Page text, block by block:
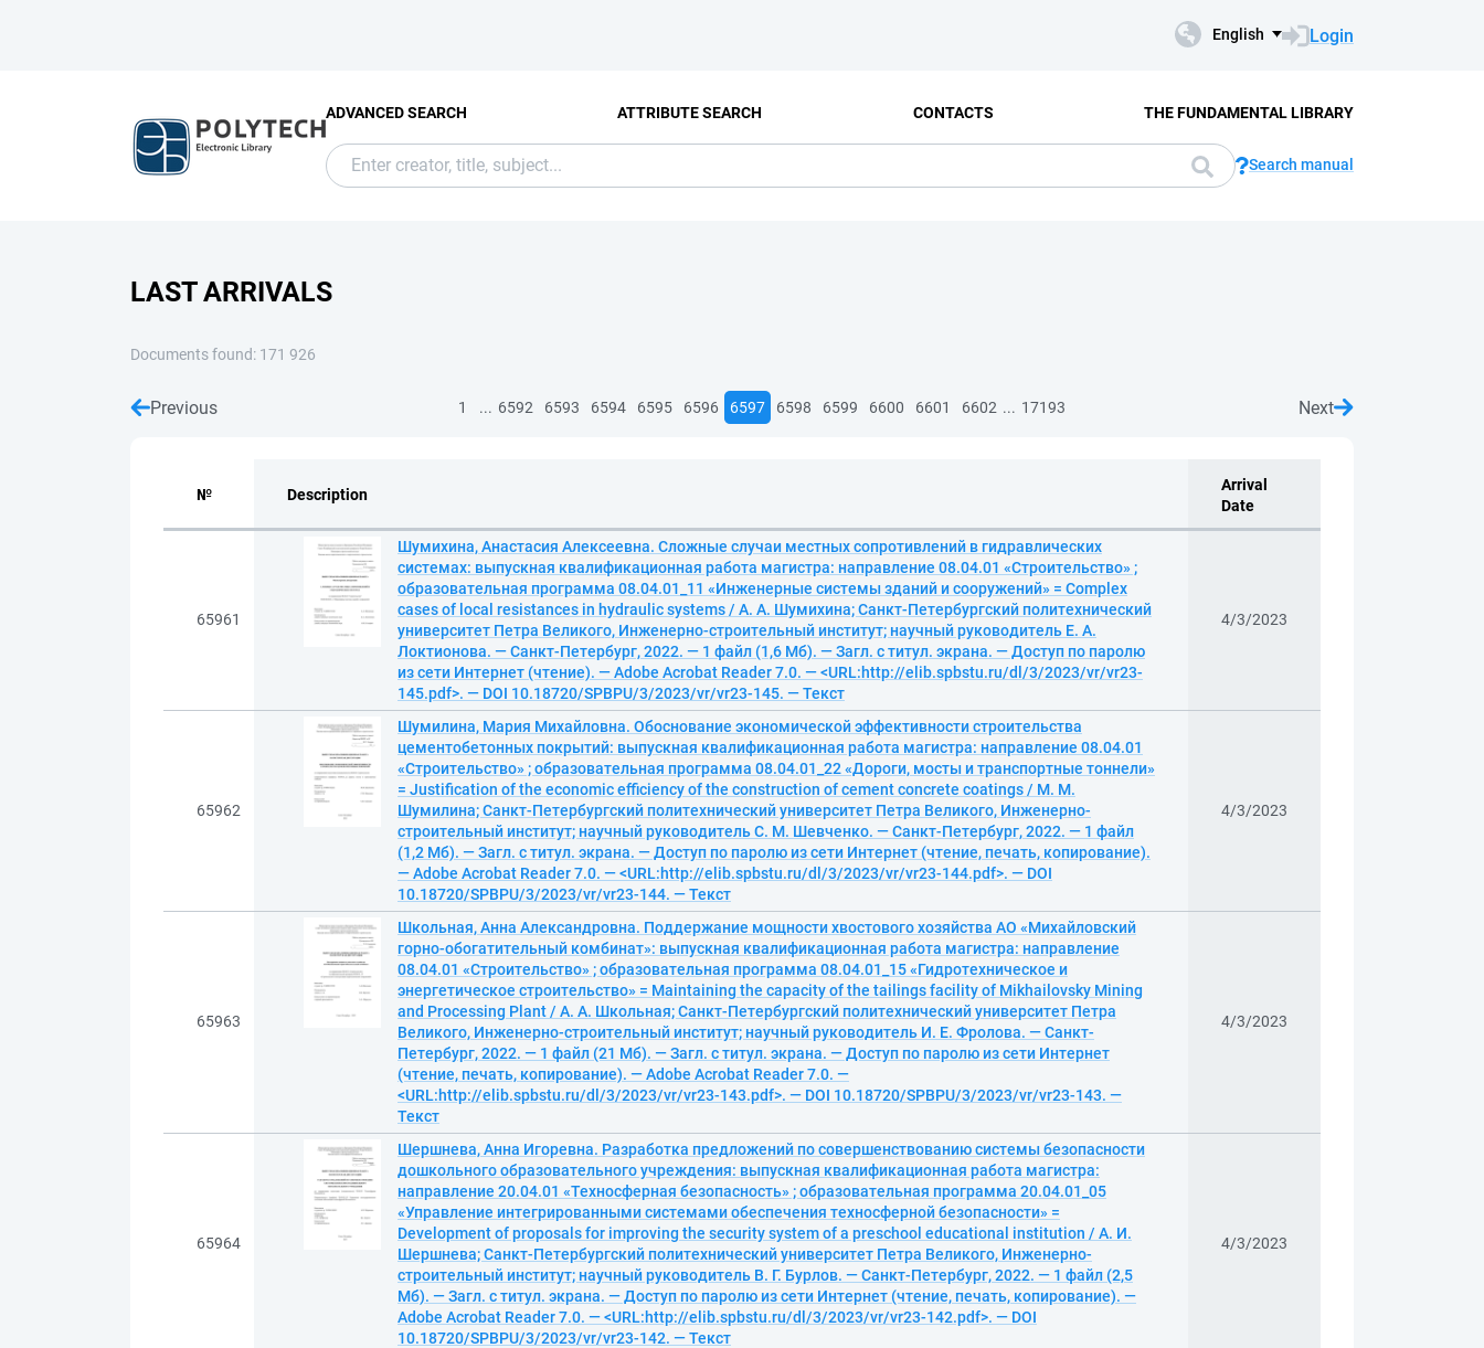
English Login
ADVANCED SEARCH ATTRIBUTE SEARCH CONTACTS THE FUNDAMENTAL LIBRARY
Search manual
LAST ARRIVALS
Documents found: 171 926
Previous 1 ... 6592 6593 6594 6595 6596 6597 6598 6599 6600 6601 6602 ... 17193 Next
№ Description
Arrival
Date
65961
Шумихина, Анастасия Алексеевна. Сложные случаи местных сопротивлений в гидравлических
системах: выпускная квалификационная работа магистра: направление 08.04.01 «Строительство» ;
образовательная программа 08.04.01_11 «Инженерные системы зданий и сооружений» = Complex
cases of local resistances in hydraulic systems / А. А. Шумихина; Санкт-Петербургский политехнический
университет Петра Великого, Инженерно-строительный институт; научный руководитель Е. А.
Локтионова. — Санкт-Петербург, 2022. — 1 файл (1,6 Мб). — Загл. с титул. экрана. — Доступ по паролю
из сети Интернет (чтение). — Adobe Acrobat Reader 7.0. — <URL:http://elib.spbstu.ru/dl/3/2023/vr/vr23-
145.pdf>. — DOI 10.18720/SPBPU/3/2023/vr/vr23-145. — Текст
4/3/2023
65962
Шумилина, Мария Михайловна. Обоснование экономической эффективности строительства
цементобетонных покрытий: выпускная квалификационная работа магистра: направление 08.04.01
«Строительство» ; образовательная программа 08.04.01_22 «Дороги, мосты и транспортные тоннели»
= Justification of the economic efficiency of the construction of cement concrete coatings / М. М.
Шумилина; Санкт-Петербургский политехнический университет Петра Великого, Инженерно-
строительный институт; научный руководитель С. М. Шевченко. — Санкт-Петербург, 2022. — 1 файл
(1,2 Мб). — Загл. с титул. экрана. — Доступ по паролю из сети Интернет (чтение, печать, копирование).
— Adobe Acrobat Reader 7.0. — <URL:http://elib.spbstu.ru/dl/3/2023/vr/vr23-144.pdf>. — DOI
10.18720/SPBPU/3/2023/vr/vr23-144. — Текст
4/3/2023
65963
Школьная, Анна Александровна. Поддержание мощности хвостового хозяйства АО «Михайловский
горно-обогатительный комбинат»: выпускная квалификационная работа магистра: направление
08.04.01 «Строительство» ; образовательная программа 08.04.01_15 «Гидротехническое и
энергетическое строительство» = Maintaining the capacity of the tailings facility of Mikhailovsky Mining
and Processing Plant / А. А. Школьная; Санкт-Петербургский политехнический университет Петра
Великого, Инженерно-строительный институт; научный руководитель И. Е. Фролова. — Санкт-
Петербург, 2022. — 1 файл (21 Мб). — Загл. с титул. экрана. — Доступ по паролю из сети Интернет
(чтение, печать, копирование). — Adobe Acrobat Reader 7.0. —
<URL:http://elib.spbstu.ru/dl/3/2023/vr/vr23-143.pdf>. — DOI 10.18720/SPBPU/3/2023/vr/vr23-143. —
Текст
4/3/2023
65964
Шершнева, Анна Игоревна. Разработка предложений по совершенствованию системы безопасности
дошкольного образовательного учреждения: выпускная квалификационная работа магистра:
направление 20.04.01 «Техносферная безопасность» ; образовательная программа 20.04.01_05
«Управление интегрированными системами обеспечения техносферной безопасности» =
Development of proposals for improving the security system of a preschool educational institution / А. И.
Шершнева; Санкт-Петербургский политехнический университет Петра Великого, Инженерно-
строительный институт; научный руководитель В. Г. Бурлов. — Санкт-Петербург, 2022. — 1 файл (2,5
Мб). — Загл. с титул. экрана. — Доступ по паролю из сети Интернет (чтение, печать, копирование). —
Adobe Acrobat Reader 7.0. — <URL:http://elib.spbstu.ru/dl/3/2023/vr/vr23-142.pdf>. — DOI
10.18720/SPBPU/3/2023/vr/vr23-142. — Текст
4/3/2023